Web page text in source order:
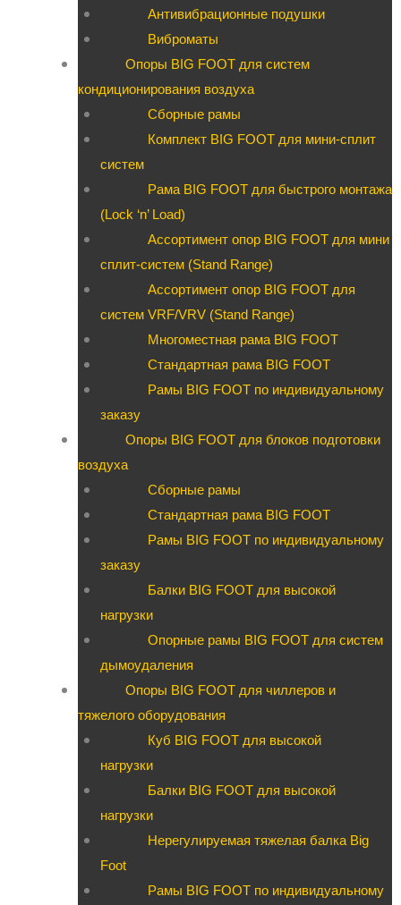
Антивибрационные подушки
Виброматы
Опоры BIG FOOT для систем
кондиционирования воздуха
Сборные рамы
Комплект BIG FOOT для мини-сплит
систем
Рама BIG FOOT для быстрого монтажа
(Lock ‘n’ Load)
Ассортимент опор BIG FOOT для мини
сплит-систем (Stand Range)
Ассортимент опор BIG FOOT для
систем VRF/VRV (Stand Range)
Многоместная рама BIG FOOT
Стандартная рама BIG FOOT
Рамы BIG FOOT по индивидуальному
заказу
Опоры BIG FOOT для блоков подготовки
воздуха
Сборные рамы
Стандартная рама BIG FOOT
Рамы BIG FOOT по индивидуальному
заказу
Балки BIG FOOT для высокой
нагрузки
Опорные рамы BIG FOOT для систем
дымоудаления
Опоры BIG FOOT для чиллеров и
тяжелого оборудования
Куб BIG FOOT для высокой
нагрузки
Балки BIG FOOT для высокой
нагрузки
Нерегулируемая тяжелая балка Big
Foot
Рамы BIG FOOT по индивидуальному